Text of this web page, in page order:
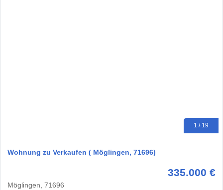
1 / 19
Wohnung zu Verkaufen ( Möglingen, 71696)
335.000 €
Möglingen, 71696